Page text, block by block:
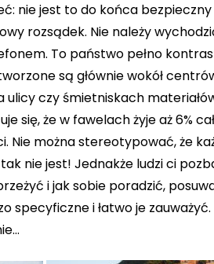
nie jest to do końca
rozsądek. Nie należy
To państwo pełno
są głównie wokół
ulicy czy śmietniskach
się, że w fawelach żyje aż 6%
Nie można stereotypować, że
nie jest! Jednakże ludzi ci
i jak sobie poradzić,
specyficzne i łatwo je